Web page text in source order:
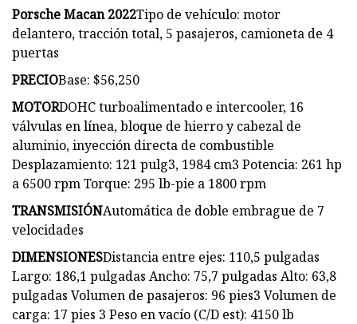
Porsche Macan 2022Tipo de vehículo: motor
delantero, tracción total, 5 pasajeros, camioneta de 4
puertas
PRECIOBase: $56,250
MOTORDOHC turboalimentado e intercooler, 16
válvulas en línea, bloque de hierro y cabezal de
aluminio, inyección directa de combustible
Desplazamiento: 121 pulg3, 1984 cm3 Potencia: 261 hp
a 6500 rpm Torque: 295 lb-pie a 1800 rpm
TRANSMISIÓNAutomática de doble embrague de 7
velocidades
DIMENSIONESDistancia entre ejes: 110,5 pulgadas
Largo: 186,1 pulgadas Ancho: 75,7 pulgadas Alto: 63,8
pulgadas Volumen de pasajeros: 96 pies3 Volumen de
carga: 17 pies 3 Peso en vacío (C/D est): 4150 lb